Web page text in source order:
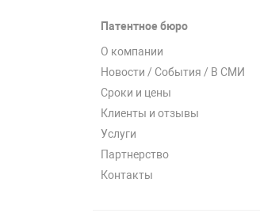
Патентное бюро
О компании
Новости / События / В СМИ
Сроки и цены
Клиенты и отзывы
Услуги
Партнерство
Контакты